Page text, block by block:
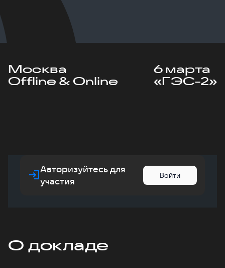
Москва
Offline & Online
6 марта
«ГЭС-2»
Авторизуйтесь для
участия
Войти
О докладе